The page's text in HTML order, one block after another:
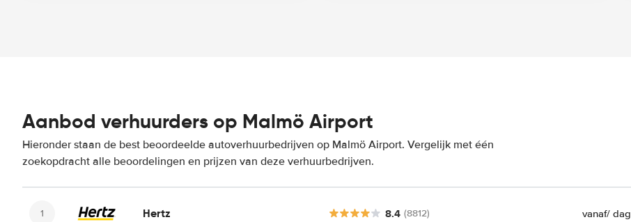
Aanbod verhuurders op Malmö Airport
Hieronder staan de best beoordeelde autoverhuurbedrijven op Malmö Airport. Vergelijk met één
zoekopdracht alle beoordelingen en prijzen van deze verhuurbedrijven.
Hertz 8.4 (8812) vanaf/ dag